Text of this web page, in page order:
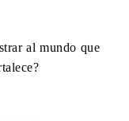
al mundo que